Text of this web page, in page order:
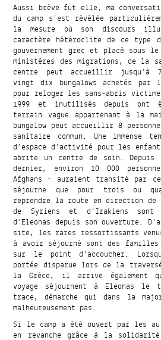
Aussi brève fut elle, ma
du camp s’est révélée
la mesure où son discours
caractère hétéroclite de ce type
gouvernement grec et placé sous
ministères des migrations, de la
centre peut accueillir jusqu’à
vingt dix bungalows achetés par
pour reloger les sans-abris
1999 et inutilisés depuis ont
terrain vague appartenant à la
bungalow peut accueillir 8
sanitaire commun. Une
d’espace d’activité pour les
abrite un centre de soin. Depuis
dernier, environ 10 000
Afghans – auraient transité par
séjourne que pour trois ou
reprendre la route en direction de
de Syriens et d’Irakiens sont
d’Eleonas depuis son ouverture.
site, les rares ressortissants
à avoir séjourné sont des familles
sur le point d’accoucher.
portée disparue lors de la
la Grèce, il arrive également
voyage séjournent à Eleonas le
trace, démarche qui dans la
malheureusement pas.
Si le camp a été ouvert par les
en revanche grâce à la